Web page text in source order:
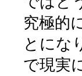
究極的
とにな
で現実